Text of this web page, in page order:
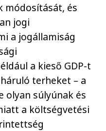
módosítását, és
jogi
a jogállamiság
a kieső GDP-t
terheket – a
olyan súlyúnak és
a költségvetési